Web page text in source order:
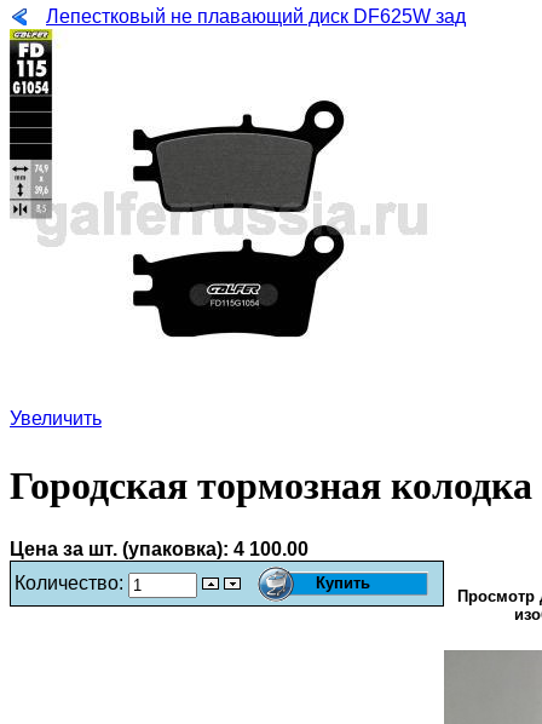
Лепестковый не плавающий диск DF625W зад
Увеличить
Городская тормозная
Цена за шт. (упаковка): 4 100.00
Количество:
Просмотр